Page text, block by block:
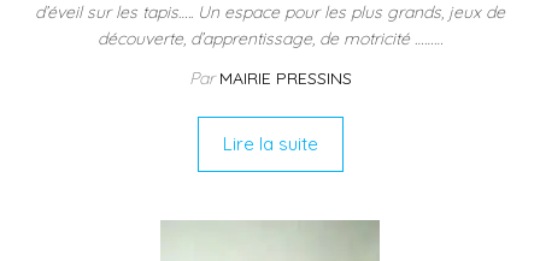
d’éveil sur les tapis….. Un espace pour les plus grands, jeux de
découverte, d’apprentissage, de motricité ………
ParMAIRIE PRESSINS
Lire la suite